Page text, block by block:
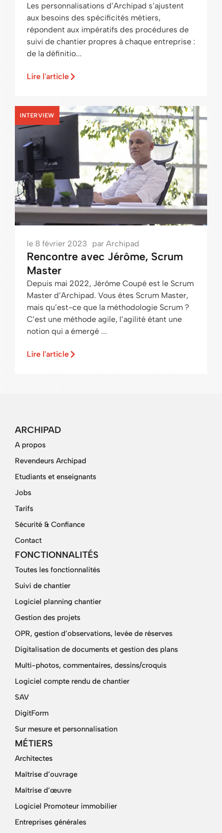
Les personnalisations d’Archipad s’ajustent
aux besoins des spécificités métiers,
répondent aux impératifs des procédures de
suivi de chantier propres à chaque entreprise :
de la définitio...
Lire l'article
INTERVIEW
le 8 février 2023 par Archipad
Rencontre avec Jérôme, Scrum
Master
Depuis mai 2022, Jérôme Coupé est le Scrum
Master d’Archipad. Vous êtes Scrum Master,
mais qu’est-ce que la méthodologie Scrum ?
C’est une méthode agile, l’agilité étant une
notion qui a émergé ...
Lire l'article
ARCHIPAD
A propos
Revendeurs Archipad
Etudiants et enseignants
Jobs
Tarifs
Sécurité & Confiance
Contact
FONCTIONNALITÉS
Toutes les fonctionnalités
Suivi de chantier
Logiciel planning chantier
Gestion des projets
OPR, gestion d’observations, levée de réserves
Digitalisation de documents et gestion des plans
Multi-photos, commentaires, dessins/croquis
Logiciel compte rendu de chantier
SAV
DigitForm
Sur mesure et personnalisation
MÉTIERS
Architectes
Maîtrise d’ouvrage
Maîtrise d’œuvre
Logiciel Promoteur immobilier
Entreprises générales